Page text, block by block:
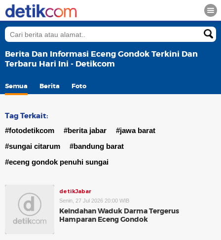
Berita Dan Informasi Eceng Gondok Terkini Dan
Terbaru Hari Ini - Detikcom
Semua Berita Foto
Tag Terkait:
#fotodetikcom #berita jabar
#jawa barat
#sungai citarum
#bandung barat
#eceng gondok penuhi sungai
detikJabar
Senin, 27 Jul 2026 20:00 WIB
Keindahan Waduk Darma Tergerus
Hamparan Eceng Gondok